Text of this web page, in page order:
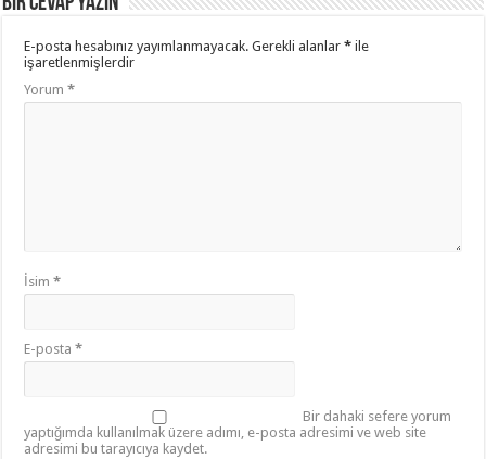
E-posta hesabınız yayımlanmayacak. Gerekli alanlar* ile
işaretlenmişlerdir
Yorum*
İsim*
E-posta*
Bir dahaki sefere yorum
yaptığımda kullanılmak üzere adımı, e-posta adresimi ve web site
adresimi bu tarayıcıya kaydet.